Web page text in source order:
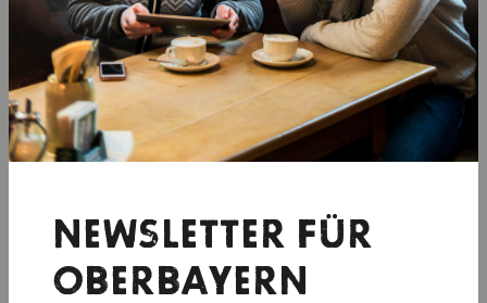
© Chiemsee-Alpenland Tourismus
und begeistert seine Gäste u.a. mit der Therme
Bad Aibling. Die 10.000 m² große Thermen- und
Saunalandschaft verspricht mit der Kombination
aus Farb-, Licht-, Duft- und Klangerlebnissen eine
Auszeit mit allen Sinnen.
NEWSLETTER FÜR
OBERBAYERN